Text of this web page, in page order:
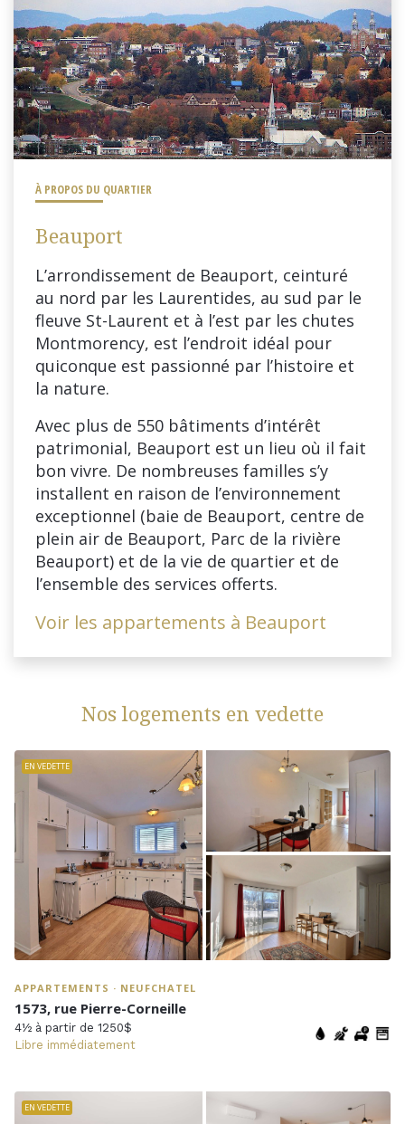
À PROPOS DU QUARTIER
Beauport
L’arrondissement de Beauport, ceinturé
au nord par les Laurentides, au sud par le
fleuve St-Laurent et à l’est par les chutes
Montmorency, est l’endroit idéal pour
quiconque est passionné par l’histoire et
la nature.
Avec plus de 550 bâtiments d’intérêt
patrimonial, Beauport est un lieu où il fait
bon vivre. De nombreuses familles s’y
installent en raison de l’environnement
exceptionnel (baie de Beauport, centre de
plein air de Beauport, Parc de la rivière
Beauport) et de la vie de quartier et de
l’ensemble des services offerts.
Voir les appartements à Beauport
Nos logements en vedette
EN VEDETTE
APPARTEMENTS · NEUFCHATEL
1573, rue Pierre-Corneille
4½ à partir de 1250$
Libre immédiatement
EN VEDETTE